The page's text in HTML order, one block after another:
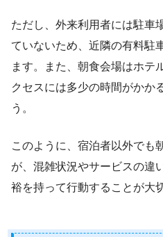
ただし、外来利用者には駐車
ていないため、近隣の有料駐
ます。また、朝食会場はホテ
クセスには多少の時間がかか
う。
このように、宿泊者以外でも
が、混雑状況やサービスの違
裕を持って行動することが大